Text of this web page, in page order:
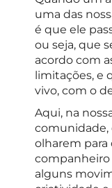
uma das
é que ele
ou seja, que
acordo com
limitações, e
vivo, com o
Aqui, na
comunidade,
olharem para
companheiro
alguns